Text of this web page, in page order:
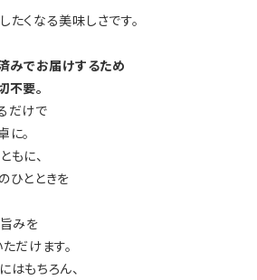
くなる美味しさです。
みでお届けするため
不要。
だけで
。
に、
ひとときを
みを
だけます。
もちろん、